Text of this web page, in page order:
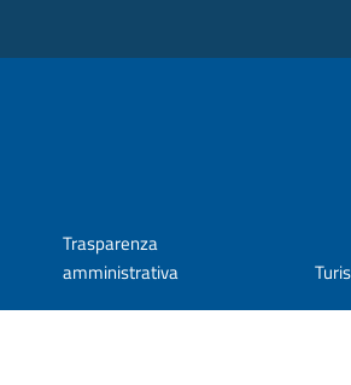
Trasparenza
amministrativa